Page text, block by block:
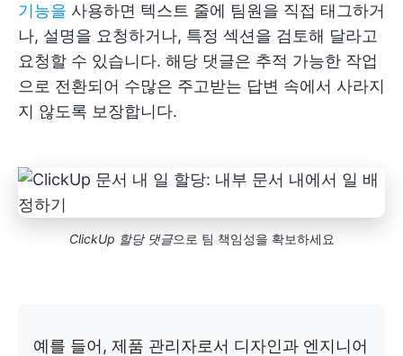
기능을 사용하면 텍스트 줄에 팀원을 직접 태그하거
나, 설명을 요청하거나, 특정 섹션을 검토해 달라고
요청할 수 있습니다. 해당 댓글은 추적 가능한 작업
으로 전환되어 수많은 주고받는 답변 속에서 사라지
지 않도록 보장합니다.
ClickUp 할당 댓글으로 팀 책임성을 확보하세요
예를 들어, 제품 관리자로서 디자인과 엔지니어